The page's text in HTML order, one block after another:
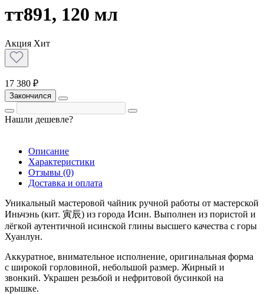
тт891, 120 мл
Акция Хит
17 380 ₽
Закончился
Нашли дешевле?
Описание
Характеристики
Отзывы (0)
Доставка и оплата
Уникальный мастеровой чайник ручной работы от мастерской
Иньчэнь (кит. 寅辰) из города Исин. Выполнен из пористой и
лёгкой аутентичной исинской глины высшего качества с горы
Хуанлун.
Аккуратное, внимательное исполнение, оригинальная форма
с широкой горловиной, небольшой размер. Жирный и
звонкий. Украшен резьбой и нефритовой бусинкой на
крышке.